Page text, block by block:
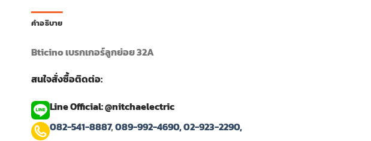
คำอธิบาย
Bticino เบรกเกอร์ลูกย่อย 32A
สนใจสั่งซื้อติดต่อ:
Line Official: @nitchaelectric
082-541-8887,089-992-4690,02-923-2290,